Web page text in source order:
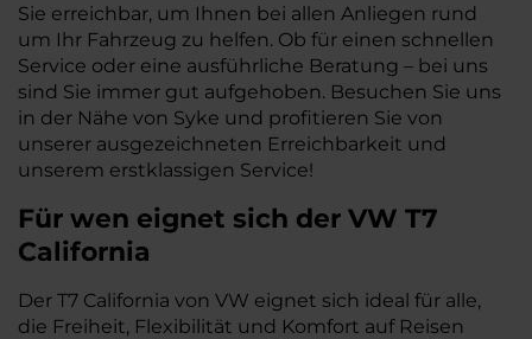
Sie erreichbar, um Ihnen bei allen Anliegen rund
um Ihr Fahrzeug zu helfen. Ob für einen schnellen
Service oder eine ausführliche Beratung – bei uns
sind Sie immer gut aufgehoben. Besuchen Sie uns
in der Nähe von Syke und profitieren Sie von
unserer ausgezeichneten Erreichbarkeit und
unserem erstklassigen Service!
Für wen eignet sich der VW T7
California
Der T7 California von VW eignet sich ideal für alle,
die Freiheit, Flexibilität und Komfort auf Reisen